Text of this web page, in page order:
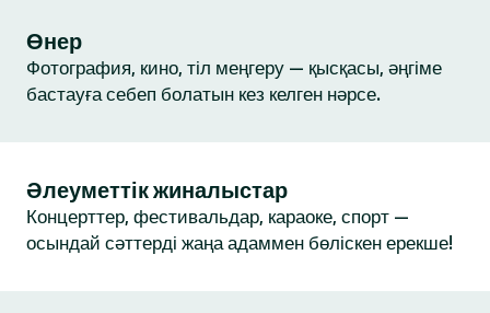
Өнер
Фотография, кино, тіл меңгеру — қысқасы, әңгіме
бастауға себеп болатын кез келген нәрсе.
Әлеуметтік жиналыстар
Концерттер, фестивальдар, караоке, спорт —
осындай сәттерді жаңа адаммен бөліскен ерекше!